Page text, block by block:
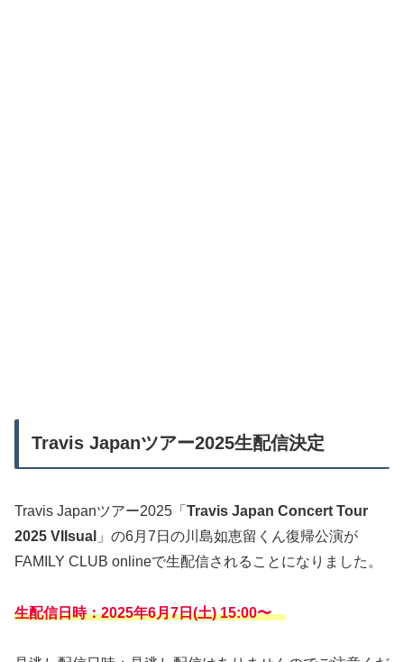
Travis Japanツアー2025生配信決定
Travis Japanツアー2025「 Travis Japan Concert Tour
2025 VIIsual 」の6月7日の川島如恵留くん復帰公演が
FAMILY CLUB onlineで生配信されることになりました。
生配信日時：2025年6月7日(土) 15:00〜